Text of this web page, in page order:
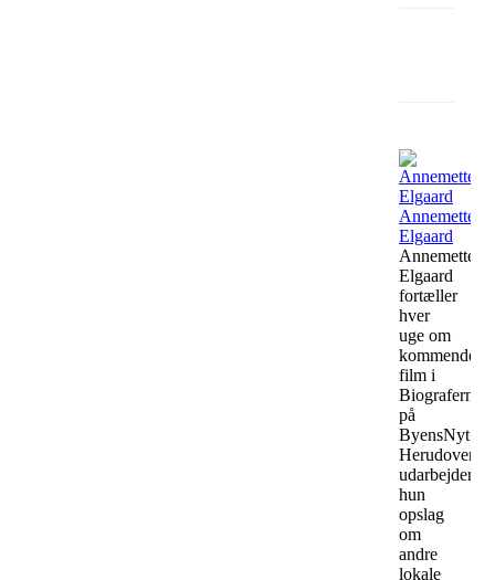
Annemette
Elgaard
Annemette
Elgaard
fortæller
hver
uge om
kommende
film i
Biograferne
på
ByensNyt.
Herudover
udarbejder
hun
opslag
om
andre
lokale